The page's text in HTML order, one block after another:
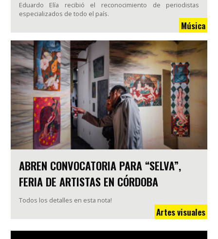
Eduardo Elía recibió el reconocimiento de periodistas
especializados de todo el país.
Música
ABREN CONVOCATORIA PARA “SELVA”,
FERIA DE ARTISTAS EN CÓRDOBA
Todos los detalles en esta nota!
Artes visuales